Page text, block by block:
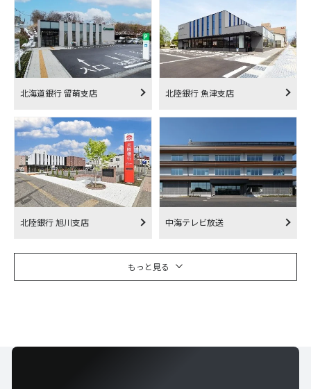
北海道銀行 留萌支店 北陸銀行 魚津支店
北陸銀行 旭川支店 中海テレビ放送
もっと見る